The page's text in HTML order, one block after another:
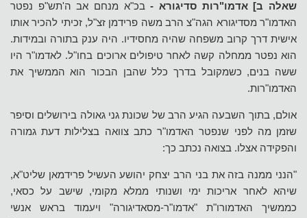
שאלה ב] אדמו"רות סדיגורא -בכ"א מנחם אב ה'תש"פ נפטר
האדמו"ר מסדיגורא הגה"צ הרב משה פרידמן זצ"ל, זכיתי להכיר אותו
אישית דרך קרוב משפחה שהיה מחסידיו. היה ענק בתורה ובמידות.
הוא נפטר ממחלה קשה לאחר טיפולים ארוכים בחו"ל. לאדמו"ר היו
ששה בנים, כשמקובל בדרך כלל שהבן הבכור הוא הממשיך את
האדמו"רות.
אולם, בתוך השבעה הגיע הרב של שכונת גני גאולה בירושלים וסיפר
שזמן מה לפני שנפטר האדמו"ר כתב צוואה בצלילות דעת גמורה
והפקידה אצלו. בצואה נכתב כך:
"הנני ממנה בזה את בני הרב יצחק יהושע העשיל פרידמאן שליט"א,
שיהא לאחר אריכות ימי ושנותי ממלא מקומי, שישב על כסאי,
כממשיך האדמורו"ת "אדמו"ר-מסאדיגורה" ויעמוד בראש אנשי